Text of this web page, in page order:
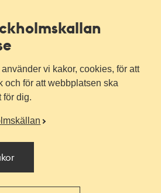
vi kakor, cookies, för att
och för att webbplatsen ska
för dig.